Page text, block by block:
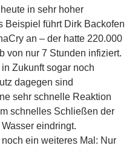
in sehr hoher
Beispiel führt Dirk Backofen
an – der hatte 220.000
von nur 7 Stunden infiziert.
Zukunft sogar noch
dagegen sind
sehr schnelle Reaktion
schnelles Schließen der
eindringt.
ein weiteres Mal: Nur